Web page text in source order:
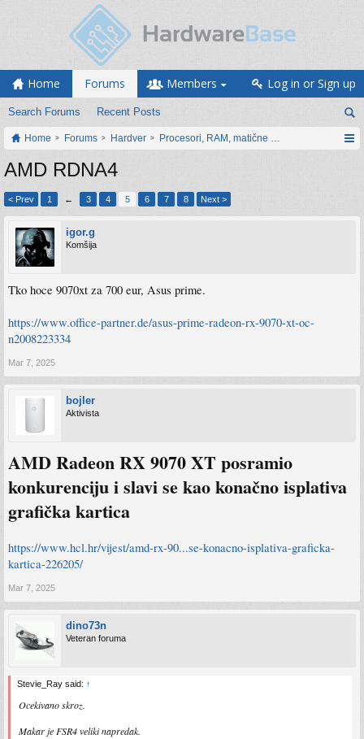
Home Forums
Search Forums Recent Posts
Members Log in or Sign up
Home Forums Hardver Procesori, RAM, matične ploče i grafičke
AMD RDNA4
< Prev 1 ← 3 4 5 6 7 8 Next >
igor.g
Komšija
Tko hoce 9070xt za 700 eur, Asus prime.
https://www.office-partner.de/asus-prime-radeon-rx-9070-xt-oc-
n2008223334
Mar 7, 2025
bojler
Aktivista
AMD Radeon RX 9070 XT posramio
konkurenciju i slavi se kao konačno isplativa
grafička kartica
https://www.hcl.hr/vijest/amd-rx-90...se-konacno-isplativa-graficka-
kartica-226205/
Mar 7, 2025
dino73n
Veteran foruma
Stevie_Ray said: ↑
Ocekivano skroz.
Makar je FSR4 veliki napredak.